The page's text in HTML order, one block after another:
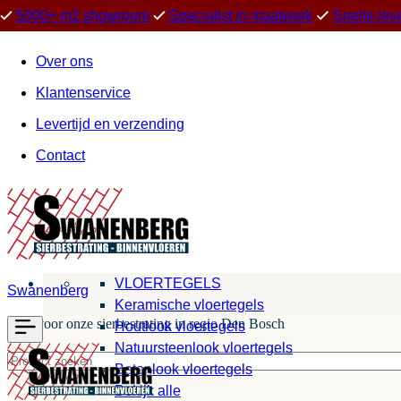
5000+ m2 showroom Specialist in maatwerk Snelle
Over ons
Klantenservice
Levertijd en verzending
Contact
Swanenberg
Kies voor onze sierbestrating in regio Den Bosch
VLOERTEGELS
Keramische vloertegels
Houtlook vloertegels
Natuursteenlook vloertegels
Betonlook vloertegels
Bekijk alle